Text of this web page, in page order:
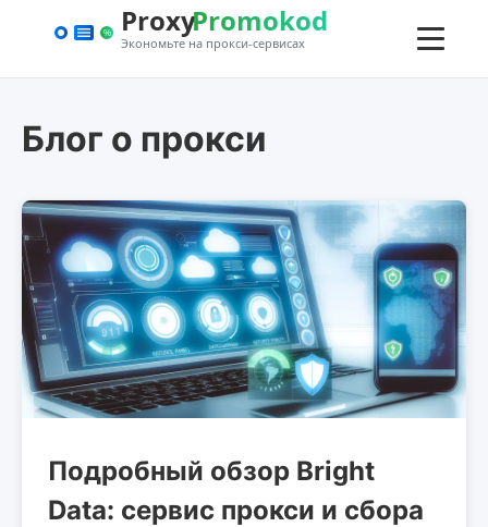
Блог о прокси
Подробный обзор Bright
Data: сервис прокси и сбора